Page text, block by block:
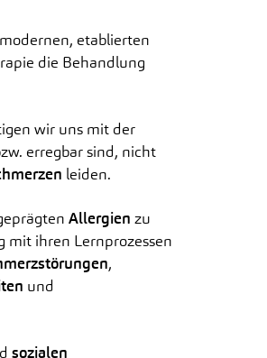
etablierten
die Behandlung
wir uns mit der
erregbar sind, nicht
leiden.
Allergien zu
mit ihren Lernprozessen
,
und
sozialen